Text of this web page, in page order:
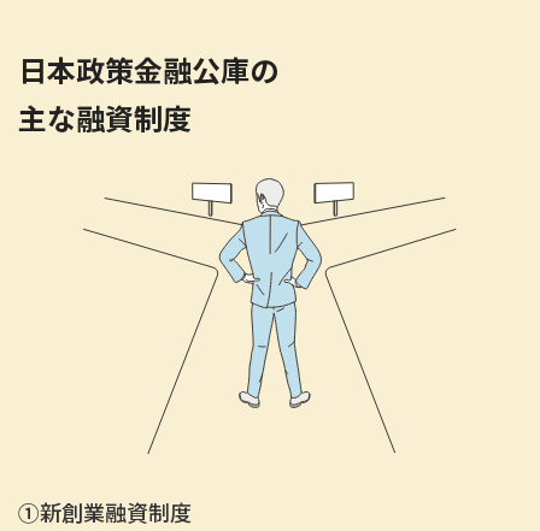
日本政策金融公庫の
主な融資制度
①新創業融資制度